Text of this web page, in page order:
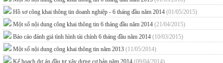
Hồ sơ công khai thông tin doanh nghiệp - 6 tháng đầu năm 2014 (01/05/2015)
Một số nội dung công khai thông tin 6 tháng đầu năm 2014 (21/04/2015)
Báo cáo đánh giá tình hình tài chính 6 tháng đầu năm 2014 (10/03/2015)
Một số nội dung công khai thông tin năm 2013 (11/05/2014)
Kế hoạch dự án đầu tư xây dựng cơ bản năm 2014 (09/04/2014)